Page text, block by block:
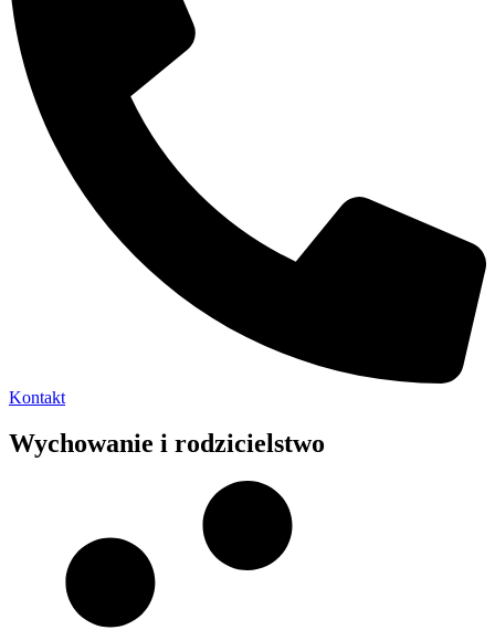
Kontakt
Wychowanie i rodzicielstwo